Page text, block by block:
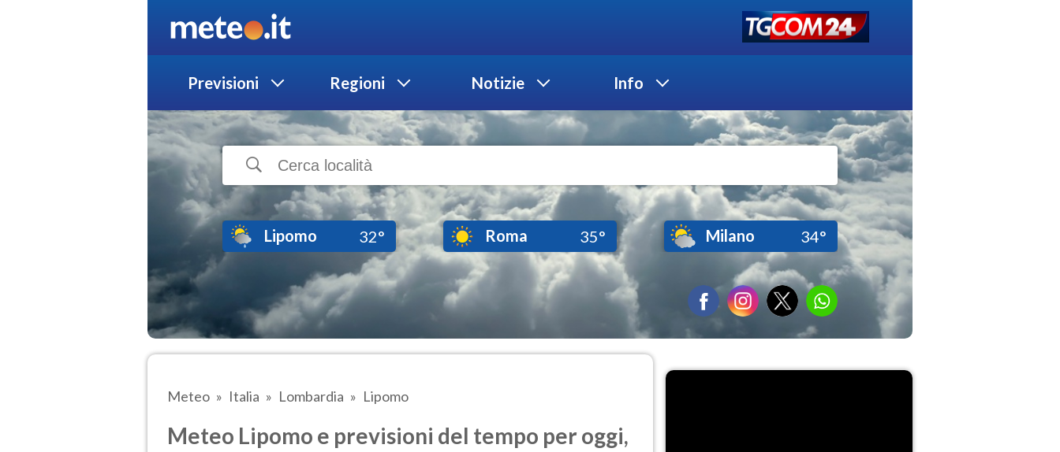
Previsioni Regioni Notizie Info
Lipomo 32° Roma 35° Milano 34°
Meteo Italia Lombardia Lipomo
Meteo Lipomo e previsioni del tempo per oggi,